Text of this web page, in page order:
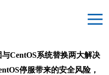
CentOS系统替换两大解决
停服带来的安全风险，